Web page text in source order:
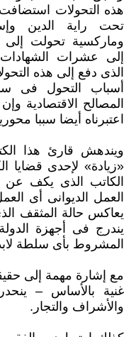
هذه التحولات
تحت راية الدين
وماركسية تحولت إلى
إلى عشرات
الذى دفع إلى هذه
أسباب التحول فى
المصالح الاقتصادية
اعتبرناه أيضا سببا
ويندهش قارئ هذا
«زيادة» لإحدى قضايا
الكاتب الذى يكف
العمل الديوانى أى
يعاكس حالة المثقف
يندرج فى أجهزة الدولة
المشروط بأى سلطة
مع إشارة مهمة إلى
غنية بالأساس –
والأشراف والتجار.